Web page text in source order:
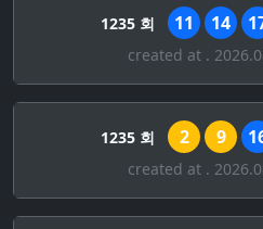
1235 회 11 14
created at .
1235 회 2 9
created at .